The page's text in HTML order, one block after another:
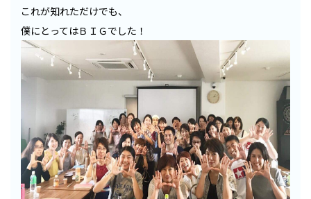
これが知れただけでも、
僕にとってはＢＩＧでした！